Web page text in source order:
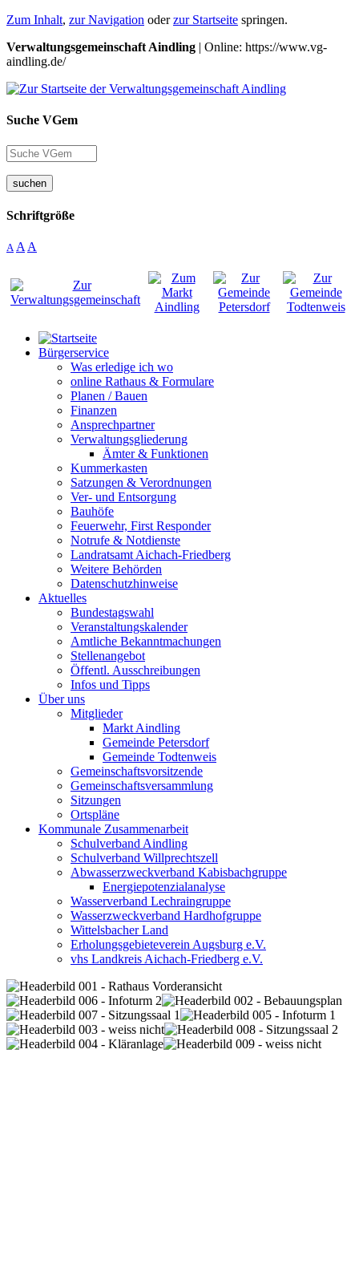
Zum Inhalt, zur Navigation oderzur Startseite springen.
Verwaltungsgemeinschaft Aindling | Online: https://www.vg-
aindling.de/
Suche VGem
suchen
Schriftgröße
A A A
Bürgerservice
Was erledige ich wo
online Rathaus & Formulare
Planen / Bauen
Finanzen
Ansprechpartner
Verwaltungsgliederung
Ämter & Funktionen
Kummerkasten
Satzungen & Verordnungen
Ver- und Entsorgung
Bauhöfe
Feuerwehr, First Responder
Notrufe & Notdienste
Landratsamt Aichach-Friedberg
Weitere Behörden
Datenschutzhinweise
Aktuelles
Bundestagswahl
Veranstaltungskalender
Amtliche Bekanntmachungen
Stellenangebot
Öffentl. Ausschreibungen
Infos und Tipps
Über uns
Mitglieder
Markt Aindling
Gemeinde Petersdorf
Gemeinde Todtenweis
Gemeinschaftsvorsitzende
Gemeinschaftsversammlung
Sitzungen
Ortspläne
Kommunale Zusammenarbeit
Schulverband Aindling
Schulverband Willprechtszell
Abwasserzweckverband Kabisbachgruppe
Energiepotenzialanalyse
Wasserverband Lechraingruppe
Wasserzweckverband Hardhofgruppe
Wittelsbacher Land
Erholungsgebieteverein Augsburg e.V.
vhs Landkreis Aichach-Friedberg e.V.